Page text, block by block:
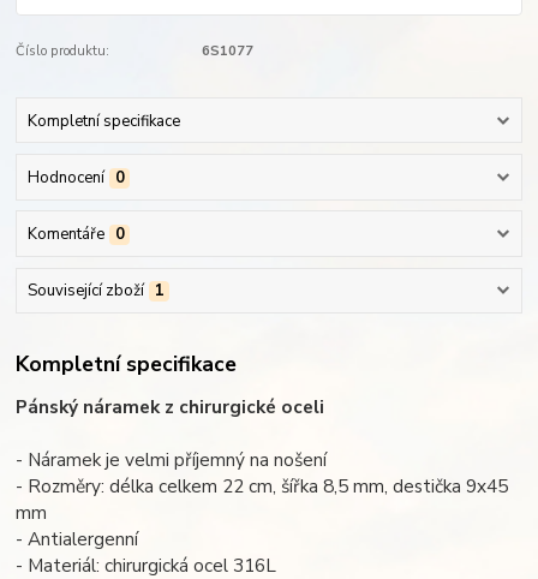
Číslo produktu: 6S1077
Kompletní specifikace
Hodnocení 0
Komentáře 0
Související zboží 1
Kompletní specifikace
Pánský náramek z chirurgické oceli
- Náramek je velmi příjemný na nošení
- Rozměry: délka celkem 22 cm, šířka 8,5 mm, destička 9x45
mm
- Antialergenní
- Materiál: chirurgická ocel 316L